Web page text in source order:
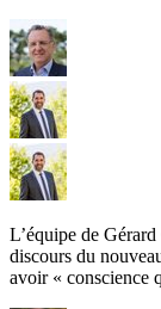
L’équipe de
discours du
avoir « conscience